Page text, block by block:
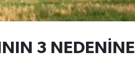
3 NEDENİNE